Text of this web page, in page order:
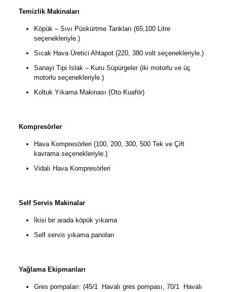
Temizlik Makinaları
Köpük – Sıvı Püskürtme Tankları (65,100 Litre
seçenekleriyle.)
Sıcak Hava Üretici Ahtapot (220, 380 volt seçenekleriyle.)
Sanayi Tipi Islak – Kuru Süpürgeler (iki motorlu ve üç
motorlu seçenekleriyle.)
Koltuk Yıkama Makinası (Oto Kuaför)
Kompresörler
Hava Kompresörleri (100, 200, 300, 500 Tek ve Çift
kavrama seçenekleriyle.)
Vidalı Hava Kompresörleri
Self Servis Makinalar
İkisi bir arada köpük yıkama
Self servis yıkama panoları
Yağlama Ekipmanları
Gres pompaları: (45/1 Havalı gres pompası, 70/1 Havalı